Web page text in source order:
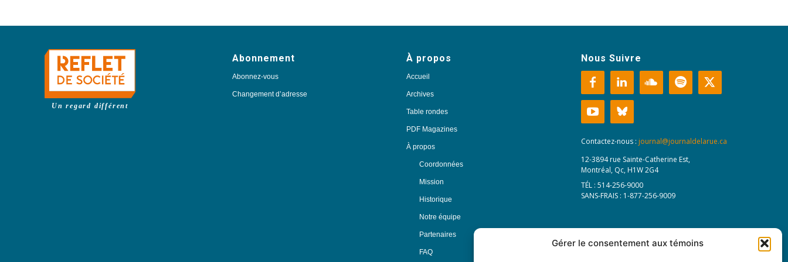
Gérer le consentement aux témoins
Un regard différent
Abonnement
Abonnez-vous
Changement d’adresse
À propos
Accueil
Archives
Table rondes
PDF Magazines
À propos
Coordonnées
Mission
Historique
Notre équipe
Partenaires
FAQ
Nous Suivre
Contactez-nous : journal@journaldelarue.ca
12-3894 rue Sainte-Catherine Est,
Montréal, Qc, H1W 2G4
TÉL : 514-256-9000
SANS-FRAIS : 1-877-256-9009